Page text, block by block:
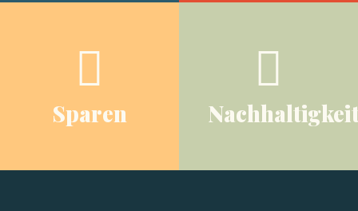
Sparen